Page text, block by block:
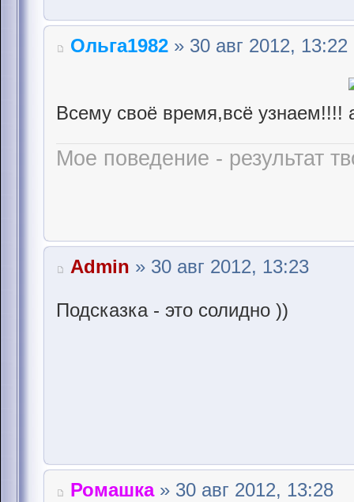
Ольга1982 » 30 авг 2012, 13:22
Всему своё время,всё узнаем!!!!
Мое поведение - результат
Admin » 30 авг 2012, 13:23
Подсказка - это солидно ))
Ромашка» 30 авг 2012, 13:28